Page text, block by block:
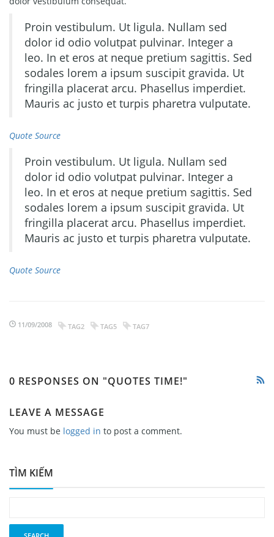
Proin vestibulum. Ut ligula. Nullam sed
dolor id odio volutpat pulvinar. Integer a
leo. In et eros at neque pretium sagittis. Sed
sodales lorem a ipsum suscipit gravida. Ut
fringilla placerat arcu. Phasellus imperdiet.
Mauris ac justo et turpis pharetra vulputate.
Quote Source
Proin vestibulum. Ut ligula. Nullam sed
dolor id odio volutpat pulvinar. Integer a
leo. In et eros at neque pretium sagittis. Sed
sodales lorem a ipsum suscipit gravida. Ut
fringilla placerat arcu. Phasellus imperdiet.
Mauris ac justo et turpis pharetra vulputate.
Quote Source
11/09/2008 TAG2 TAG5 TAG7
0 RESPONSES ON "QUOTES TIME!"
LEAVE A MESSAGE
You must be logged in to post a comment.
TÌM KIẾM